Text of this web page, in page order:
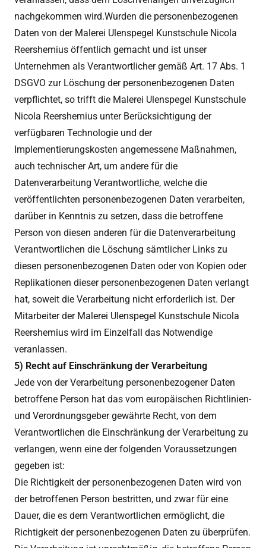
nachgekommen wird.Wurden die personenbezogenen
Daten von der Malerei Ulenspegel Kunstschule Nicola
Reershemius öffentlich gemacht und ist unser
Unternehmen als Verantwortlicher gemäß Art. 17 Abs. 1
DSGVO zur Löschung der personenbezogenen Daten
verpflichtet, so trifft die Malerei Ulenspegel Kunstschule
Nicola Reershemius unter Berücksichtigung der
verfügbaren Technologie und der
Implementierungskosten angemessene Maßnahmen,
auch technischer Art, um andere für die
Datenverarbeitung Verantwortliche, welche die
veröffentlichten personenbezogenen Daten verarbeiten,
darüber in Kenntnis zu setzen, dass die betroffene
Person von diesen anderen für die Datenverarbeitung
Verantwortlichen die Löschung sämtlicher Links zu
diesen personenbezogenen Daten oder von Kopien oder
Replikationen dieser personenbezogenen Daten verlangt
hat, soweit die Verarbeitung nicht erforderlich ist. Der
Mitarbeiter der Malerei Ulenspegel Kunstschule Nicola
Reershemius wird im Einzelfall das Notwendige
veranlassen.
5) Recht auf Einschränkung der Verarbeitung
Jede von der Verarbeitung personenbezogener Daten
betroffene Person hat das vom europäischen Richtlinien-
und Verordnungsgeber gewährte Recht, von dem
Verantwortlichen die Einschränkung der Verarbeitung zu
verlangen, wenn eine der folgenden Voraussetzungen
gegeben ist:
Die Richtigkeit der personenbezogenen Daten wird von
der betroffenen Person bestritten, und zwar für eine
Dauer, die es dem Verantwortlichen ermöglicht, die
Richtigkeit der personenbezogenen Daten zu überprüfen.